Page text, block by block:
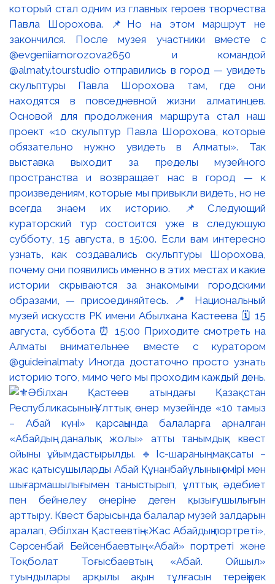
который стал одним из главных героев творчества
Павла Шорохова. 📌Но на этом маршрут не
закончился. После музея участники вместе с
@evgeniiamorozova2650 и командой
@almaty.tourstudio отправились в город — увидеть
скульптуры Павла Шорохова там, где они
находятся в повседневной жизни алматинцев.
Основой для продолжения маршрута стал наш
проект «10 скульптур Павла Шорохова, которые
обязательно нужно увидеть в Алматы». Так
выставка выходит за пределы музейного
пространства и возвращает нас в город — к
произведениям, которые мы привыкли видеть, но не
всегда знаем их историю. 📌Следующий
кураторский тур состоится уже в следующую
субботу, 15 августа, в 15:00. Если вам интересно
узнать, как создавались скульптуры Шорохова,
почему они появились именно в этих местах и какие
истории скрываются за знакомыми городскими
образами, — присоединяйтесь. 📍 Национальный
музей искусств РК имени Абылхана Кастеева 🗓 15
августа, суббота ⏰ 15:00 Приходите смотреть на
Алматы внимательнее вместе с куратором
@guideinalmaty Иногда достаточно просто узнать
историю того, мимо чего мы проходим каждый день.